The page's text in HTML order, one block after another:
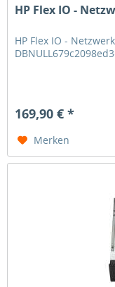
HP Flex IO -
HP Flex IO -
169,90 € *
Merken